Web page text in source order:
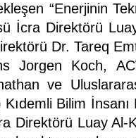
“Enerjinin
İcra Direktörü
Dr. Tareq
Jorgen Koch,
ve
Bilim
Direktörü Luay Al-